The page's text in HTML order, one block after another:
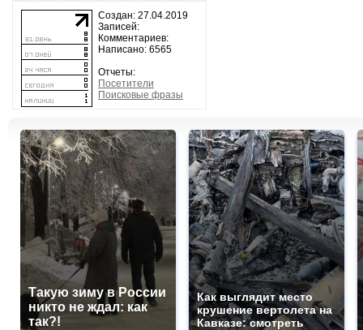
Создан: 27.04.2019
Записей:
Комментариев:
Написано: 6565
Отчеты:
Посетители
Поисковые фразы
Такую зиму в России
никто не ждал: как
так?!
Как выглядит место
крушение вертолета на
Кавказе: смотреть